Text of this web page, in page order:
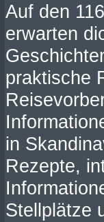
Auf den
erwarten
praktische
in
Rezepte,
Stellplätze